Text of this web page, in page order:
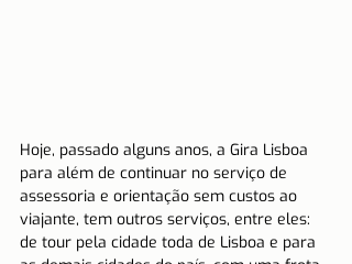
Hoje, passado alguns anos, a Gira Lisboa
para além de continuar no serviço de
assessoria e orientação sem custos ao
viajante, tem outros serviços, entre eles:
de tour pela cidade toda de Lisboa e para